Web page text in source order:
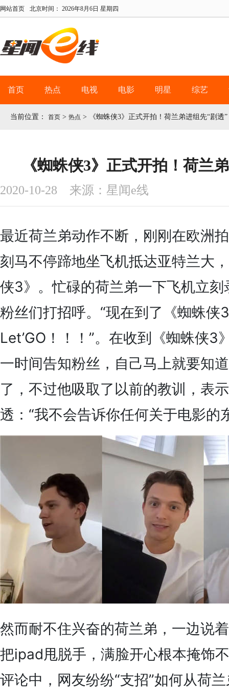
网站首页 北京时间： 2026年8月6日 星期四
首页 热点 电视 电影 明星 综艺
当前位置： 首页 > 热点 > 《蜘蛛侠3》正式开拍！荷兰弟进组先“剧透”
《蜘蛛侠3》正式开拍！荷兰
2020-10-28 来源：星闻e线
最近荷兰弟动作不断，刚刚在欧洲
刻马不停蹄地坐飞机抵达亚特兰大
侠3》。忙碌的荷兰弟一下飞机立
粉丝们打招呼。“现在到了《蜘蛛侠
Let’GO！！！”。在收到《蜘蛛侠3
一时间告知粉丝，自己马上就要知
了，不过他吸取了以前的教训，表
透：“我不会告诉你任何关于电影的
然而耐不住兴奋的荷兰弟，一边说
把ipad甩脱手，满脸开心根本掩饰
评论中，网友纷纷“支招”如何从荷